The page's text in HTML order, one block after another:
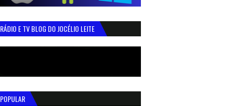
RÁDIO E TV BLOG DO JOCÉLIO LEITE
POPULAR